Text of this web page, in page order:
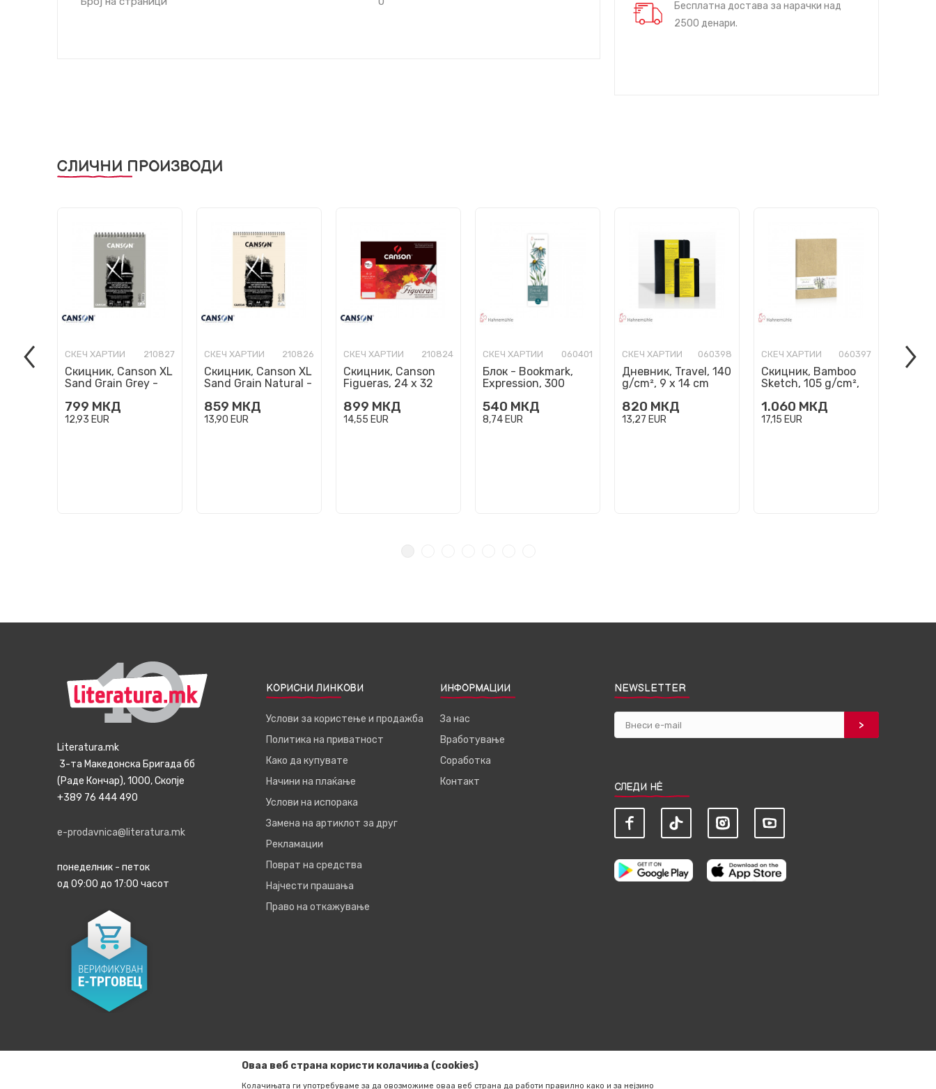
Бесплатна достава за нарачки над
2500 денари.
СЛИЧНИ ПРОИЗВОДИ
СКЕЧ ХАРТИИ 210827
Скицник, Canson XL
Sand Grain Grey -
A4, 160 g/m², 40
лист...
799 МКД
12,93 EUR
СКЕЧ ХАРТИИ 210826
Скицник, Canson XL
Sand Grain Natural -
A4, 160 g/m², 40 л...
859 МКД
13,90 EUR
СКЕЧ ХАРТИИ 210824
Скицник, Canson
Figueras, 24 x 32
листови
899 МКД
14,55 EUR
СКЕЧ ХАРТИИ 060401
Блок - Bookmark,
Expression, 300
540 МКД
8,74 EUR
СКЕЧ ХАРТИИ 060398
Дневник, Travel, 140
g/cm², 9 x 14 cm
820 МКД
13,27 EUR
СКЕЧ ХАРТИИ 060397
Скицник, Bamboo
Sketch, 105 g/cm²,
1.060 МКД
17,15 EUR
СКЕЧ
Literatura.mk
3-та Македонска Бригада бб
(Раде Кончар), 1000, Скопје
+389 76 444 490
e-prodavnica@literatura.mk
понеделник - петок
од 09:00 до 17:00 часот
КОРИСНИ ЛИНКОВИ
Услови за користење и продажба
Политика на приватност
Како да купувате
Начини на плаќање
Услови на испорака
Замена на артиклот за друг
Рекламации
Поврат на средства
Најчести прашања
Право на откажување
ИНФОРМАЦИИ
За нас
Вработување
Соработка
Контакт
NEWSLETTER
СЛЕДИ НЀ
Оваа веб страна користи колачиња (cookies)
Колачињата ги употребуваме за да овозможиме оваа веб страна да работи правилно како и за нејзино